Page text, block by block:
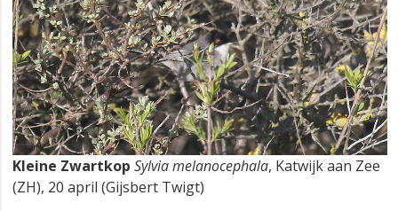
Kleine Zwartkop Sylvia melanocephala, Katwijk aan Zee
(ZH), 20 april (Gijsbert Twigt)